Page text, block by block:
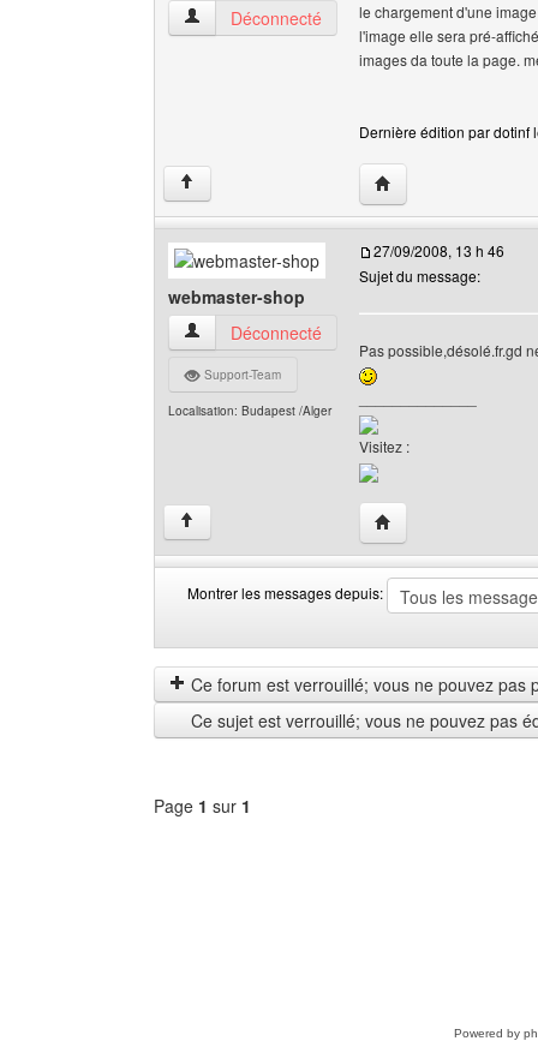
dotinf Voir le profil de l'utilisateur
Déconnecté
le chargement d'une
l'image elle sera pré-
images da toute la page.
Dernière édition par dotinf
↑ Visiter le site web de
webmaster-shop
webmaster-shop Voir le profil de l'utilisateur
Déconnecté
Support-Team
Localisation: Budapest /Alger
27/09/2008, 13 h 46
Sujet du message:
Pas possible,désolé.fr.gd
Visitez :
↑ Visiter le site web
Montrer les messages depuis:
les
messages
depuis
by
Ce forum est verrouillé; vous ne pouvez pas
Ce sujet est verrouillé; vous ne pouvez pas
Page 1 sur 1
Powered by